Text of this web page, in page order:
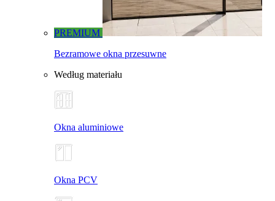
PREMIUM
Bezramowe okna przesuwne
Według materiału
Okna aluminiowe
Okna PCV